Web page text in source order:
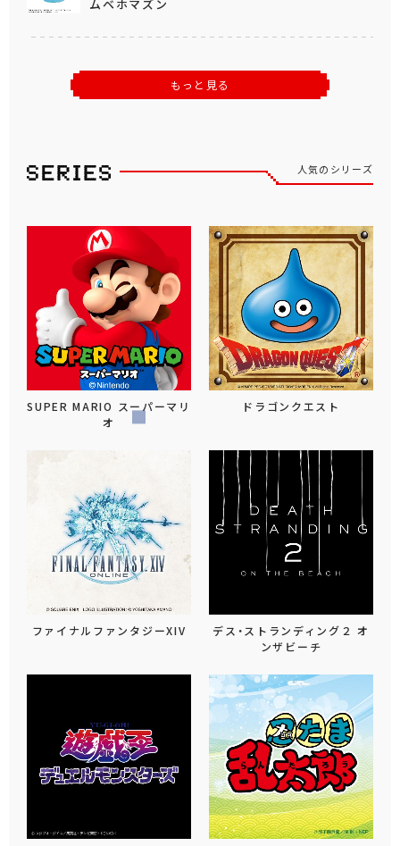
ムベホマズン
もっと見る
人気のシリーズ
SUPER MARIO スーパーマリ
オ
ドラゴンクエスト
ファイナルファンタジーXIV
デス・ストランディング２ オ
ンザビーチ